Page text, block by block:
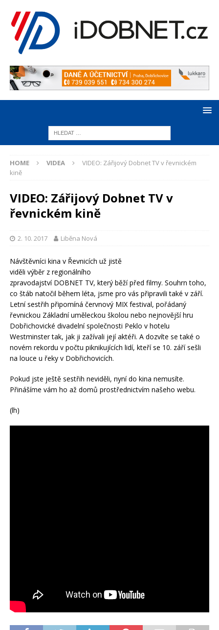
HOME VIDEA
VIDEO: Zářijový Dobnet TV v řevnickém
kině
VIDEO: Zářijový Dobnet TV v
řevnickém kině
2. 10. 2017 Liběna Nová
Návštěvníci kina v Řevnicích už jistě
viděli výběr z regionálního
zpravodajství DOBNET TV, který běží před filmy. Souhrn toho,
co štáb natočil během léta, jsme pro vás připravili také v září.
Letní sestřih připomíná červnový MIX festival, pořádaný
řevnickou Základní uměleckou školou nebo nejnovější hru
Dobřichovické divadelní společnosti Peklo v hotelu
Westminster tak, jak ji zažívali její aktéři. A dozvíte se také o
novém rekordu v počtu piknikujících lidí, kteří se 10. září sešli
na louce u řeky v Dobřichovicích.
Pokud jste ještě sestřih neviděli, nyní do kina nemusíte.
Přinášíme vám ho až domů prostřednictvím našeho webu.
(lh)